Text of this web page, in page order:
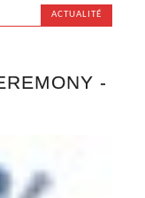
ACTUALITÉ
-